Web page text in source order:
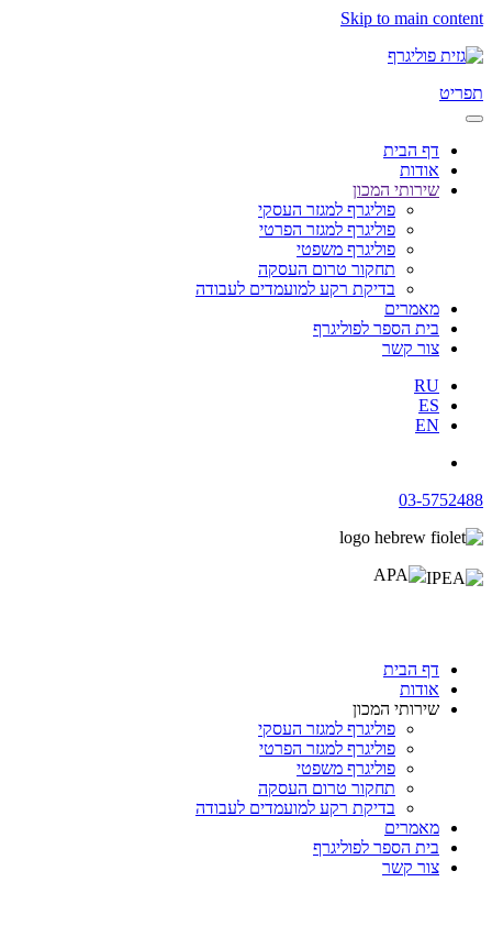
Skip to main content
תפריט
דף הבית
אודות
שירותי המכון
פוליגרף למגזר העסקי
פוליגרף למגזר הפרטי
פוליגרף משפטי
תחקור טרום העסקה
בדיקת רקע למועמדים לעבודה
מאמרים
בית הספר לפוליגרף
צור קשר
RU
ES
EN
03-5752488
דף הבית
אודות
שירותי המכון
פוליגרף למגזר העסקי
פוליגרף למגזר הפרטי
פוליגרף משפטי
תחקור טרום העסקה
בדיקת רקע למועמדים לעבודה
מאמרים
בית הספר לפוליגרף
צור קשר